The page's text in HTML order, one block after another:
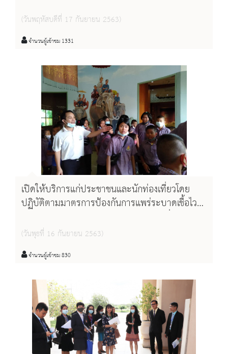
(วันพฤหัสบดีที่ 17 กันยายน 2563)
จำนวนผู้เข้าชม 1331
เปิดให้บริการแก่ประชาชนและนักท่องเที่ยวโดย
ปฏิบัติตามมาตรการป้องกันการแพร่ระบาดเชื้อไวรัส
๑๓ กันยายน พ.ศ.๒๕๖๓
(วันพุธที่ 16 กันยายน 2563)
จำนวนผู้เข้าชม 830